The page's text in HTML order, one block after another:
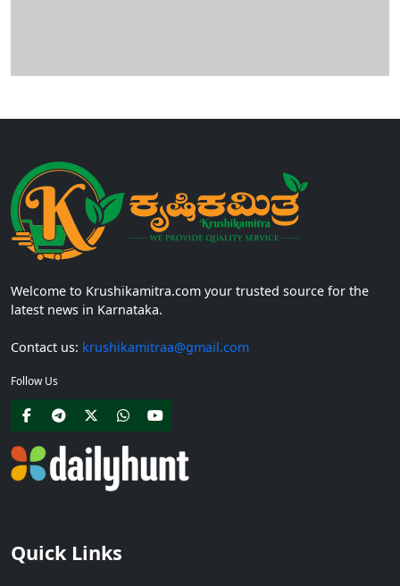
Welcome to Krushikamitra.com your trusted source for the
latest news in Karnataka.
Contact us: krushikamitraa@gmail.com
Follow Us
Quick Links